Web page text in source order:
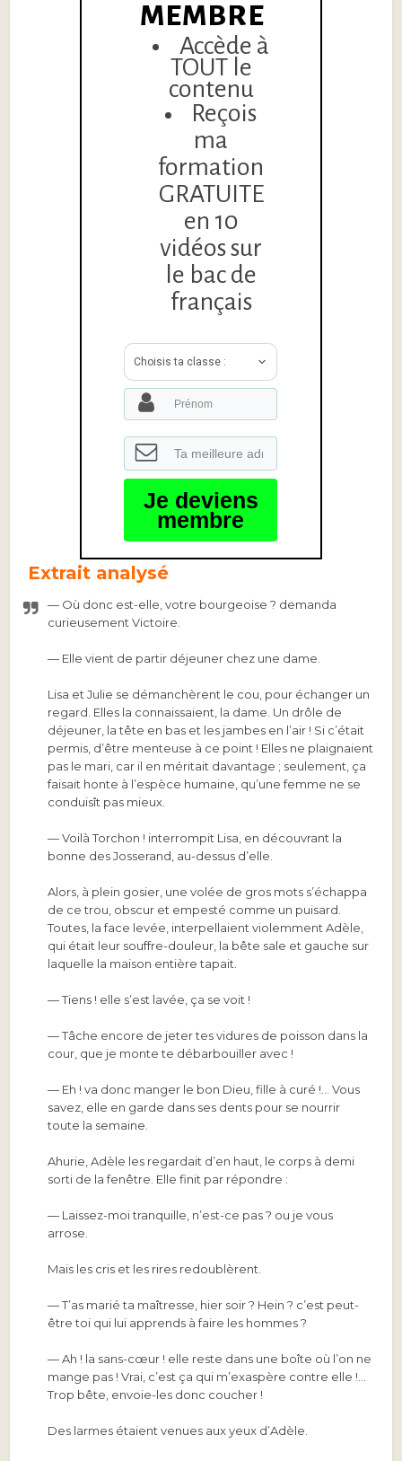
MEMBRE
Accède à
TOUT le
contenu
Reçois
ma
formation
GRATUITE
en 10
vidéos sur
le bac de
français
Choisis ta classe :
Je deviens
membre
Extrait analysé
— Où donc est-elle, votre bourgeoise ? demanda
curieusement Victoire.
— Elle vient de partir déjeuner chez une dame.
Lisa et Julie se démanchèrent le cou, pour échanger un
regard. Elles la connaissaient, la dame. Un drôle de
déjeuner, la tête en bas et les jambes en l’air ! Si c’était
permis, d’être menteuse à ce point ! Elles ne plaignaient
pas le mari, car il en méritait davantage ; seulement, ça
faisait honte à l’espèce humaine, qu’une femme ne se
conduisît pas mieux.
— Voilà Torchon ! interrompit Lisa, en découvrant la
bonne des Josserand, au-dessus d’elle.
Alors, à plein gosier, une volée de gros mots s’échappa
de ce trou, obscur et empesté comme un puisard.
Toutes, la face levée, interpellaient violemment Adèle,
qui était leur souffre-douleur, la bête sale et gauche sur
laquelle la maison entière tapait.
— Tiens ! elle s’est lavée, ça se voit !
— Tâche encore de jeter tes vidures de poisson dans la
cour, que je monte te débarbouiller avec !
— Eh ! va donc manger le bon Dieu, fille à curé !… Vous
savez, elle en garde dans ses dents pour se nourrir
toute la semaine.
Ahurie, Adèle les regardait d’en haut, le corps à demi
sorti de la fenêtre. Elle finit par répondre :
— Laissez-moi tranquille, n’est-ce pas ? ou je vous
arrose.
Mais les cris et les rires redoublèrent.
— T’as marié ta maîtresse, hier soir ? Hein ? c’est peut-
être toi qui lui apprends à faire les hommes ?
— Ah ! la sans-cœur ! elle reste dans une boîte où l’on ne
mange pas ! Vrai, c’est ça qui m’exaspère contre elle !…
Trop bête, envoie-les donc coucher !
Des larmes étaient venues aux yeux d’Adèle.